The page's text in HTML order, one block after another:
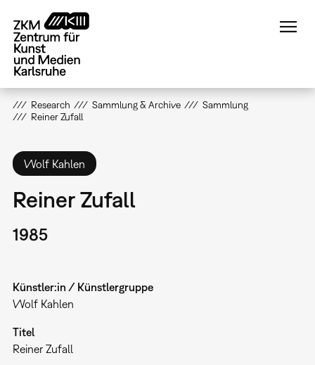
zum
Inhalt
Research Sammlung & Archive
Sammlung
Reiner Zufall
Wolf Kahlen
Reiner Zufall
1985
Künstler:in / Künstlergruppe
Wolf Kahlen
Titel
Reiner Zufall